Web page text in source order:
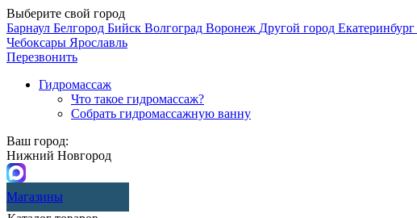
Выберите свой город
Барнаул Белгород Бийск Волгоград Воронеж Другой город Екатеринбург
Чебоксары Ярославль
Перезвонить
Гидромассаж
Что такое гидромассаж?
Собрать гидромассажную ванну
Ваш город:
Нижний Новгород
Магазины